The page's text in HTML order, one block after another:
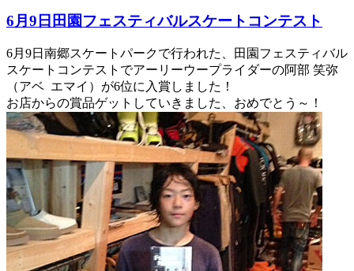
6月9日田園フェスティバルスケートコンテスト
6月9日南郷スケートパークで行われた、田園フェスティバル
スケートコンテストでアーリーウープライダーの阿部 笑弥
（アベ エマイ）が6位に入賞しました！
お店からの賞品ゲットしていきました、おめでとう～！